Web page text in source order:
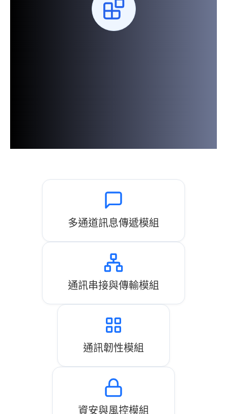
多通道訊息傳遞模組
通訊串接與傳輸模組
通訊韌性模組
資安與風控模組